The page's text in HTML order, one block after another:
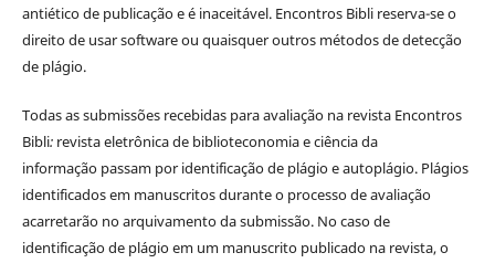
antiético de publicação e é inaceitável. Encontros Bibli reserva-se o
direito de usar software ou quaisquer outros métodos de detecção
de plágio.
Todas as submissões recebidas para avaliação na revista Encontros
Bibli: revista eletrônica de biblioteconomia e ciência da
informaçãopassam por identificação de plágio e autoplágio. Plágios
identificados em manuscritos durante o processo de avaliação
acarretarão no arquivamento da submissão. No caso de
identificação de plágio em um manuscrito publicado na revista, o